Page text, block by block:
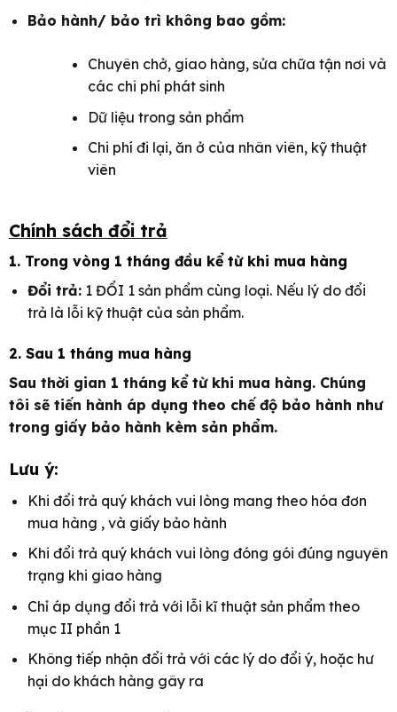
Bảo hành/ bảo trì không bao gồm:
Chuyên chở, giao hàng, sửa chữa tận nơi và
các chi phí phát sinh
Dữ liệu trong sản phẩm
Chi phí đi lại, ăn ở của nhân viên, kỹ thuật
viên
Chính sách đổi trả
1. Trong vòng 1 tháng đầu kể từ khi mua hàng
Đổi trả:1 ĐỔI 1 sản phẩm cùng loại. Nếu lý do đổi
trả là lỗi kỹ thuật của sản phẩm.
2. Sau 1 tháng mua hàng
Sau thời gian 1 tháng kể từ khi mua hàng. Chúng
tôi sẽ tiến hành áp dụng theo chế độ bảo hành như
trong giấy bảo hành kèm sản phẩm.
Lưu ý:
Khi đổi trả quý khách vui lòng mang theo hóa đơn
mua hàng , và giấy bảo hành
Khi đổi trả quý khách vui lòng đóng gói đúng nguyên
trạng khi giao hàng
Chỉ áp dụng đổi trả với lỗi kĩ thuật sản phẩm theo
mục II phần 1
Không tiếp nhận đổi trả với các lý do đổi ý, hoặc hư
hại do khách hàng gây ra